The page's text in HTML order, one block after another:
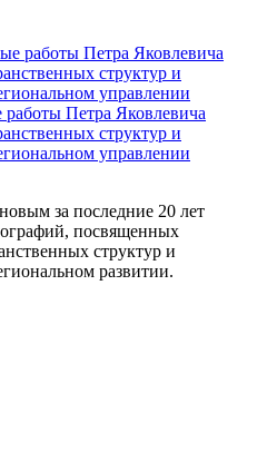
Петра Яковлевича
структур и
управлении
за последние 20 лет
посвященных
структур и
развитии.